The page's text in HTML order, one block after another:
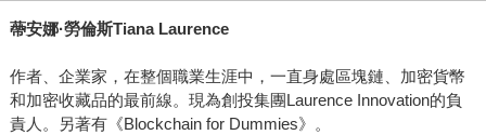
蔕安娜·勞倫斯Tiana Laurence
作者、企業家，在整個職業生涯中，一直身處區塊鏈、加密貨幣
和加密收藏品的最前線。現為創投集團Laurence Innovation的負
責人。另著有《Blockchain for Dummies》。